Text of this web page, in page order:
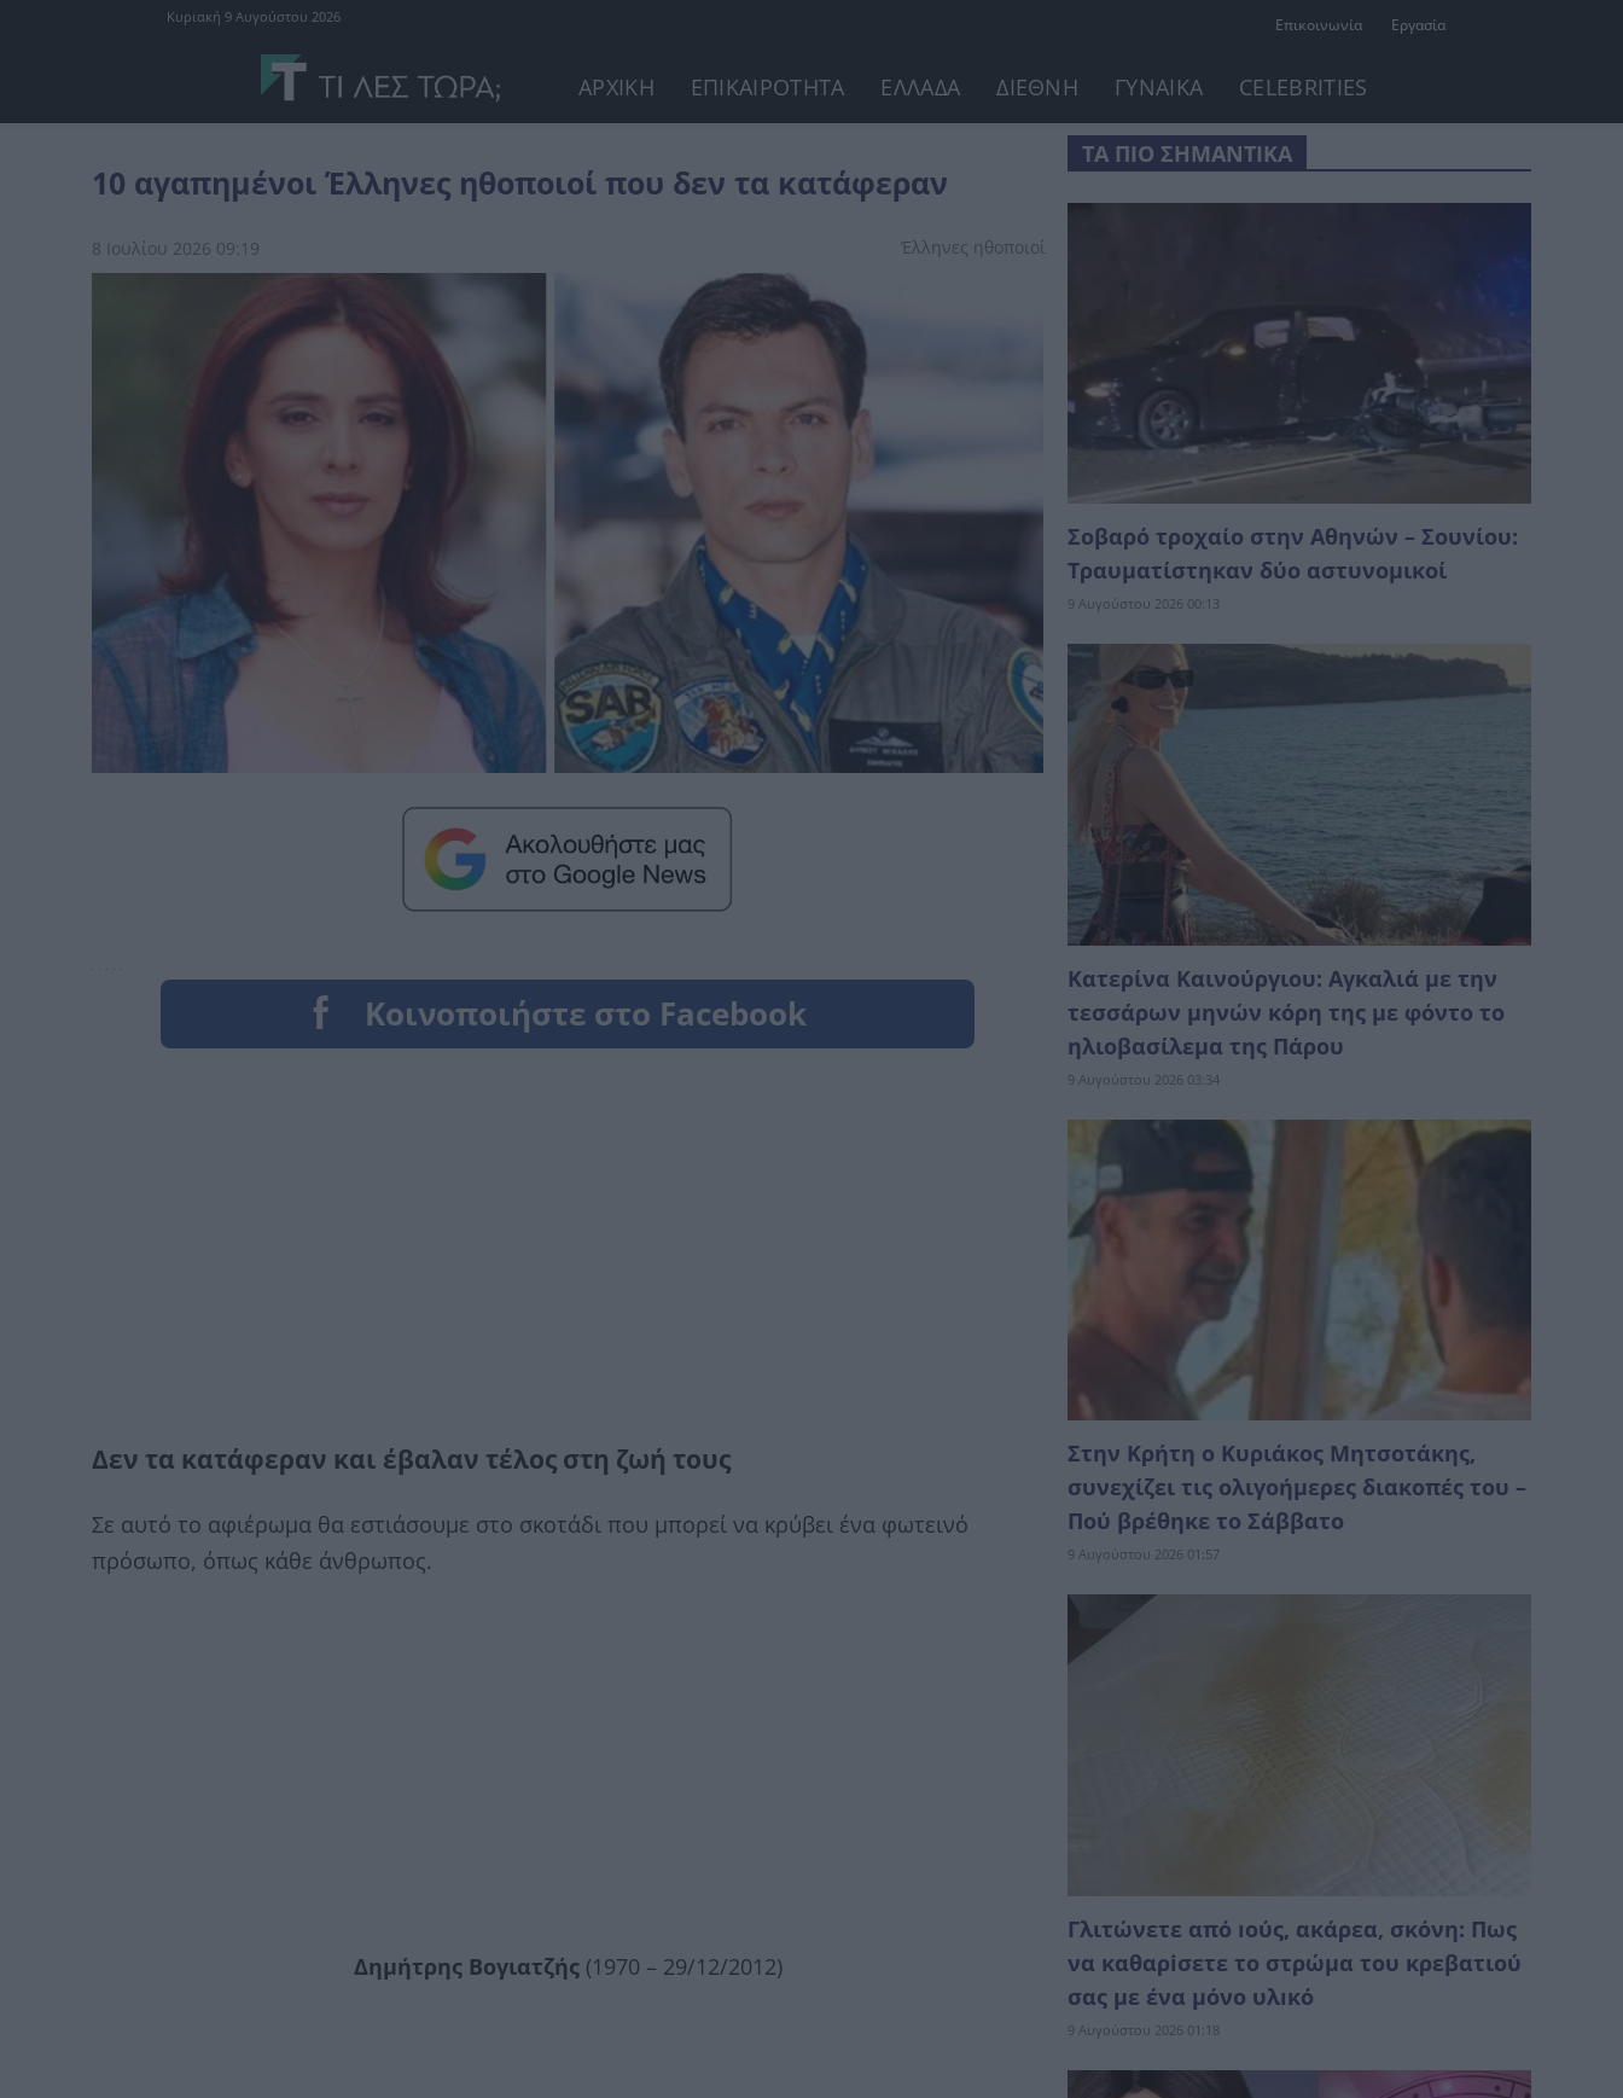
Επικοινωνία Εργασία
Κυριακή 9 Αυγούστου 2026
ΑΡΧΙΚΗ ΕΠΙΚΑΙΡΟΤΗΤΑ ΕΛΛΑΔΑ ΔΙΕΘΝΗ ΓΥΝΑΙΚΑ CELEBRITIES
10 αγαπημένοι Έλληνες ηθοποιοί που δεν τα κατάφεραν
8 Ιουλίου 2026 09:19 Έλληνες ηθοποιοί
Δεν τα κατάφεραν και έβαλαν τέλος στη ζωή τους
Σε αυτό το αφιέρωμα θα εστιάσουμε στο σκοτάδι που μπορεί να κρύβει ένα φωτεινό
πρόσωπο, όπως κάθε άνθρωπος.
Δημήτρης Βογιατζής (1970 – 29/12/2012)
ΤΑ ΠΙΟ ΣΗΜΑΝΤΙΚΑ
Σοβαρό τροχαίο στην Αθηνών – Σουνίου:
Τραυματίστηκαν δύο αστυνομικοί
9 Αυγούστου 2026 00:13
Κατερίνα Καινούργιου: Αγκαλιά με την
τεσσάρων μηνών κόρη της με φόντο το
ηλιοβασίλεμα της Πάρου
9 Αυγούστου 2026 03:34
Στην Κρήτη ο Κυριάκος Μητσοτάκης,
συνεχίζει τις ολιγοήμερες διακοπές του –
Πού βρέθηκε το Σάββατο
9 Αυγούστου 2026 01:57
Γλιτώνετε από ıούς, ακάρεα, σκόνη: Πως
να καθαρiσετε το στρώμα του κρεβατιού
σας με ένα μόνο υλıκό
9 Αυγούστου 2026 01:18